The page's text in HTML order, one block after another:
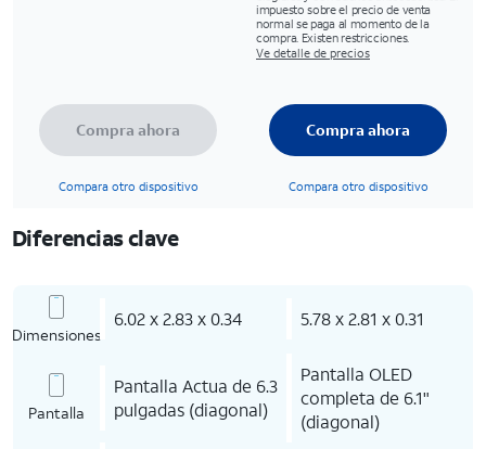
impuesto sobre el precio de venta
normal se paga al momento de la
compra. Existen restricciones.
Ve detalle de precios
Compra ahora
Compara otro dispositivo
Compra ahora
Compara otro dispositivo
Diferencias clave
Dimensiones
6.02 x 2.83 x 0.34 5.78 x 2.81 x 0.31
Pantalla
Pantalla Actua de 6.3
pulgadas (diagonal)
Pantalla OLED
completa de 6.1"
(diagonal)